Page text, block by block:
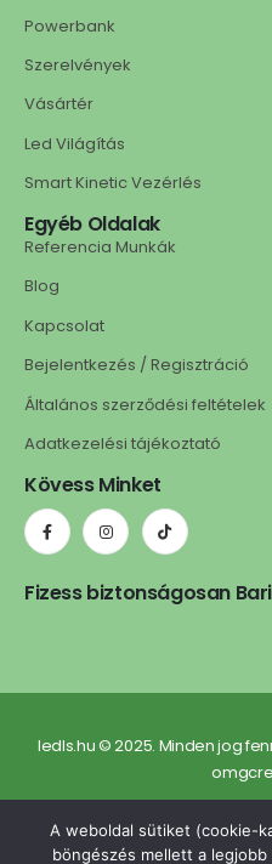
Powerbank
Szerelvények
Vásártér
Led Világítás
Smart Kinetic Vezérlés
Egyéb Oldalak
Referencia Munkák
Blog
Kapcsolat
Bejelentkezés / Regisztráció
Általános szerződési feltételek
Adatkezelési tájékoztató
Kövess Minket
Fizess biztonságosan
ledls.hu © 2025. Minden jog
A weboldal sütiket (cookie-
böngészés mellett a